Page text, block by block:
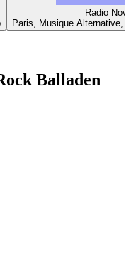
Radio
Paris, Musique Alternative,
Balladen